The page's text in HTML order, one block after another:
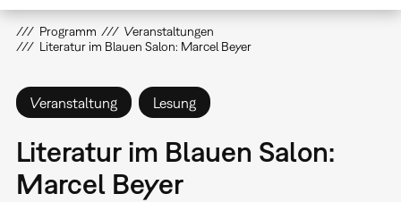
Programm
Veranstaltungen
Literatur im Blauen Salon: Marcel Beyer
Veranstaltung Lesung
Literatur im Blauen Salon:
Marcel Beyer